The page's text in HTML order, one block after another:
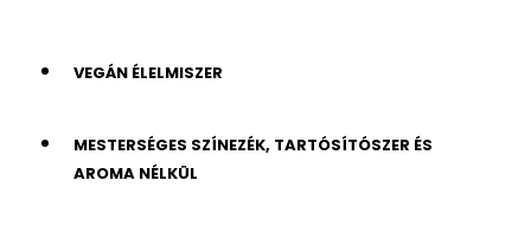
VEGÁN ÉLELMISZER
MESTERSÉGES SZÍNEZÉK, TARTÓSÍTÓSZER ÉS
AROMA NÉLKÜL